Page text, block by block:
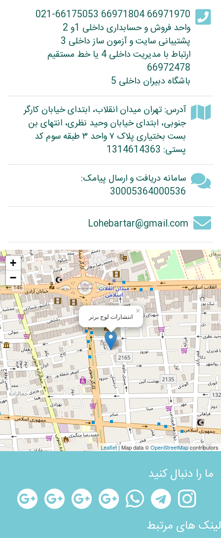
66971970 66971804 021-66175053
واحد فروش و حسابداری داخلی 1و 2
پشتیبانی سایت و آزمون ساز داخلی 3
ارتباط با مدیریت داخلی 4 یا خط مستقیم
66972478
باشگاه دبیران داخلی 5
آدرس: تهران میدان انقلاب، ابتدای خیابان کارگر
جنوبی، ابتدای خیابان وحید نظری، انتهای بن
بست بختیاری پلاک ۷ واحد ۳ طبقه سوم کد
پستی: 1314614363
سامانه دریافت و ارسال پیامک:
30005364000536
Lohebartar@gmail.com
انتشارات لوح برتر
×
+
−
Leaflet| Map data ©OpenStreetMapcontributors
ما را دنبال کنید
لینک های مرتبط